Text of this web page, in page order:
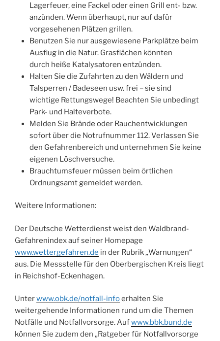
Lagerfeuer, eine Fackel oder einen Grill ent- bzw.
anzünden. Wenn überhaupt, nur auf dafür
vorgesehenen Plätzen grillen.
Benutzen Sie nur ausgewiesene Parkplätze beim
Ausflug in die Natur. Grasflächen könnten
durch heiße Katalysatoren entzünden.
Halten Sie die Zufahrten zu den Wäldern und
Talsperren / Badeseen usw. frei – sie sind
wichtige Rettungswege! Beachten Sie unbedingt
Park- und Halteverbote.
Melden Sie Brände oder Rauchentwicklungen
sofort über die Notrufnummer 112. Verlassen Sie
den Gefahrenbereich und unternehmen Sie keine
eigenen Löschversuche.
Brauchtumsfeuer müssen beim örtlichen
Ordnungsamt gemeldet werden.
Weitere Informationen:
Der Deutsche Wetterdienst weist den Waldbrand-
Gefahrenindex auf seiner Homepage
www.wettergefahren.de in der Rubrik „Warnungen“
aus. Die Messstelle für den Oberbergischen Kreis liegt
in Reichshof-Eckenhagen.
Unterwww.obk.de/notfall-infoerhalten Sie
weitergehende Informationen rund um die Themen
Notfälle und Notfallvorsorge. Aufwww.bbk.bund.de
können Sie zudem den „Ratgeber für Notfallvorsorge